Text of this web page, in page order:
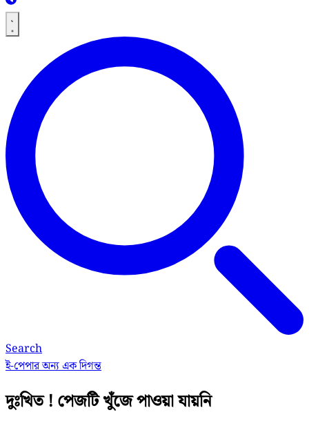
Search
ই-পেপারঅন্য এক দিগন্ত
দুঃখিত ! পেজটি খুঁজে পাওয়া যায়নি